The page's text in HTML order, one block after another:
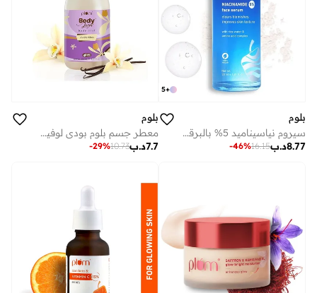
+
5
بلوم
سيروم نياسيناميد 5% بالبرقوق | سيروم للوجه | بماء الأرز ومركب الأحماض الأمينية | يزيل العيوب ويحسن نسيج البشرة | يضيء البشرة | لجميع أنواع البشرة | نباتي 100% (30 مل)
د.ب8.77
16.15
-46%
بلوم
معطر جسم بلوم بودي لوفين فانيلا فايبس | نباتي ١٠٠٪ | بخاخ عطر شتوي دافئ برائحة الفانيليا للنساء | ينعش على الفور
د.ب7.7
10.73
-29%